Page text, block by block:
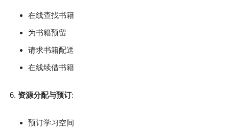
在线查找书籍
为书籍预留
请求书籍配送
在线续借书籍
资源分配与预订:
预订学习空间